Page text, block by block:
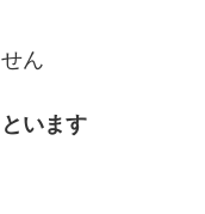
ん
います